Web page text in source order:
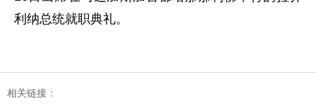
利纳总统就职典礼。
相关链接：